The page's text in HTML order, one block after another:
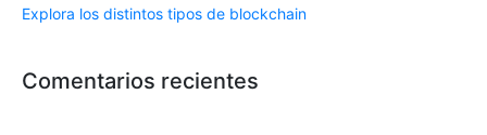
Explora los distintos tipos de blockchain
Comentarios recientes